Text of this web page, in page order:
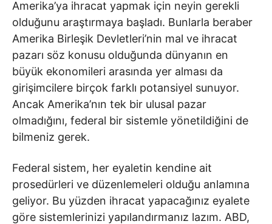
Amerika’ya ihracat yapmak için neyin gerekli
olduğunu araştırmaya başladı. Bunlarla beraber
Amerika Birleşik Devletleri’nin mal ve ihracat
pazarı söz konusu olduğunda dünyanın en
büyük ekonomileri arasında yer alması da
girişimcilere birçok farklı potansiyel sunuyor.
Ancak Amerika’nın tek bir ulusal pazar
olmadığını, federal bir sistemle yönetildiğini de
bilmeniz gerek.
Federal sistem, her eyaletin kendine ait
prosedürleri ve düzenlemeleri olduğu anlamına
geliyor. Bu yüzden ihracat yapacağınız eyalete
göre sistemlerinizi yapılandırmanız lazım. ABD,